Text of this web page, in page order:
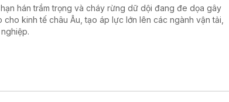
hán trầm trọng và cháy rừng dữ dội đang đe dọa gây
cho kinh tế châu Âu, tạo áp lực lớn lên các ngành vận tải,